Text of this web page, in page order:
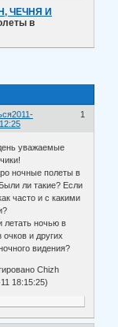
ЧЕЧНЯ И
в
1
2011-
уважаемые
ночные полеты в
ли такие? Если
часто и с какими
летать ночью в
очков и других
видения?
Chizh
18:15:25)